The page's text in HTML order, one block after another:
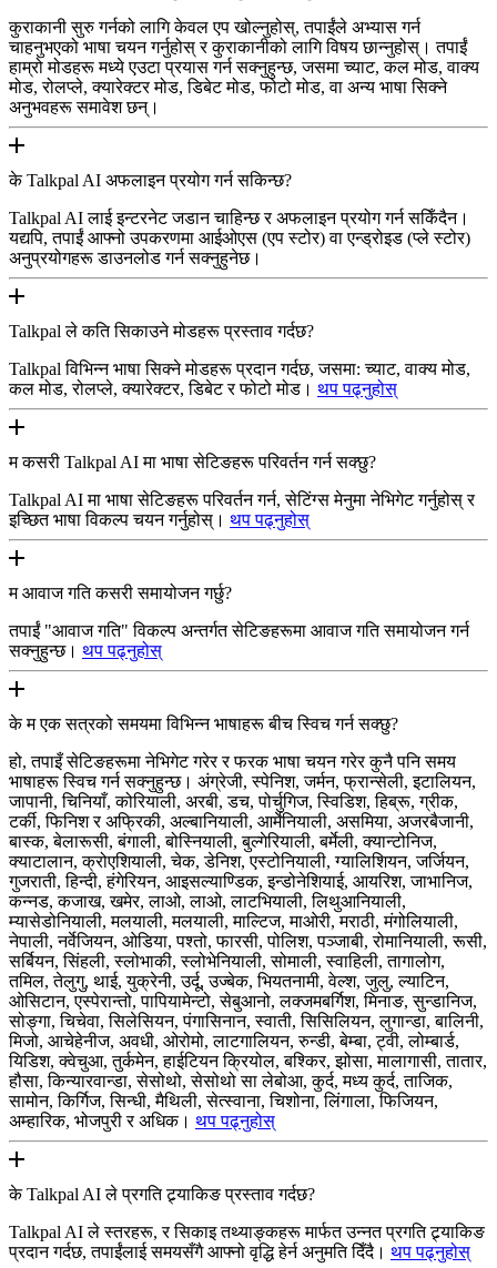
कुराकानी सुरु गर्नको लागि केवल एप खोल्नुहोस्, तपाईंले अभ्यास गर्न
चाहनुभएको भाषा चयन गर्नुहोस् र कुराकानीको लागि विषय छान्नुहोस्। तपाईं
हाम्रो मोडहरू मध्ये एउटा प्रयास गर्न सक्नुहुन्छ, जसमा च्याट, कल मोड, वाक्य
मोड, रोलप्ले, क्यारेक्टर मोड, डिबेट मोड, फोटो मोड, वा अन्य भाषा सिक्ने
अनुभवहरू समावेश छन्।
के Talkpal AI अफलाइन प्रयोग गर्न सकिन्छ?
Talkpal AI लाई इन्टरनेट जडान चाहिन्छ र अफलाइन प्रयोग गर्न सकिँदैन।
यद्यपि, तपाईं आफ्नो उपकरणमा आईओएस (एप स्टोर) वा एन्ड्रोइड (प्ले स्टोर)
अनुप्रयोगहरू डाउनलोड गर्न सक्नुहुनेछ।
Talkpal ले कति सिकाउने मोडहरू प्रस्ताव गर्दछ?
Talkpal विभिन्न भाषा सिक्ने मोडहरू प्रदान गर्दछ, जसमा: च्याट, वाक्य मोड,
कल मोड, रोलप्ले, क्यारेक्टर, डिबेट र फोटो मोड। थप पढ्नुहोस्
म कसरी Talkpal AI मा भाषा सेटिङहरू परिवर्तन गर्न सक्छु?
Talkpal AI मा भाषा सेटिङहरू परिवर्तन गर्न, सेटिंग्स मेनुमा नेभिगेट गर्नुहोस् र
इच्छित भाषा विकल्प चयन गर्नुहोस्। थप पढ्नुहोस्
म आवाज गति कसरी समायोजन गर्छु?
तपाईं "आवाज गति" विकल्प अन्तर्गत सेटिङहरूमा आवाज गति समायोजन गर्न
सक्नुहुन्छ। थप पढ्नुहोस्
के म एक सत्रको समयमा विभिन्न भाषाहरू बीच स्विच गर्न सक्छु?
हो, तपाइँ सेटिङहरूमा नेभिगेट गरेर र फरक भाषा चयन गरेर कुनै पनि समय
भाषाहरू स्विच गर्न सक्नुहुन्छ। अंग्रेजी, स्पेनिश, जर्मन, फ्रान्सेली, इटालियन,
जापानी, चिनियाँ, कोरियाली, अरबी, डच, पोर्चुगिज, स्विडिश, हिब्रू, ग्रीक,
टर्की, फिनिश र अफ्रिकी, अल्बानियाली, आर्मेनियाली, असमिया, अजरबैजानी,
बास्क, बेलारूसी, बंगाली, बोस्नियाली, बुल्गेरियाली, बर्मेली, क्यान्टोनिज,
क्याटालान, क्रोएशियाली, चेक, डेनिश, एस्टोनियाली, ग्यालिशियन, जर्जियन,
गुजराती, हिन्दी, हंगेरियन, आइसल्याण्डिक, इन्डोनेशियाई, आयरिश, जाभानिज,
कन्नड, कजाख, खमेर, लाओ, लाओ, लाटभियाली, लिथुआनियाली,
म्यासेडोनियाली, मलयाली, मलयाली, माल्टिज, माओरी, मराठी, मंगोलियाली,
नेपाली, नर्वेजियन, ओडिया, पश्तो, फारसी, पोलिश, पञ्जाबी, रोमानियाली, रूसी,
सर्बियन, सिंहली, स्लोभाकी, स्लोभेनियाली, सोमाली, स्वाहिली, तागालोग,
तमिल, तेलुगु, थाई, युक्रेनी, उर्दू, उज्बेक, भियतनामी, वेल्श, जुलु, ल्याटिन,
ओसिटान, एस्पेरान्तो, पापियामेन्टो, सेबुआनो, लक्जमबर्गिश, मिनाङ, सुन्डानिज,
सोङ्गा, चिचेवा, सिलेसियन, पंगासिनान, स्वाती, सिसिलियन, लुगान्डा, बालिनी,
मिजो, आचेहेनीज, अवधी, ओरोमो, लाटगालियन, रुन्डी, बेम्बा, ट्वी, लोम्बार्ड,
यिडिश, क्वेचुआ, तुर्कमेन, हाईटियन क्रियोल, बश्किर, झोसा, मालागासी, तातार,
हौसा, किन्यारवान्डा, सेसोथो, सेसोथो सा लेबोआ, कुर्द, मध्य कुर्द, ताजिक,
सामोन, किर्गिज, सिन्धी, मैथिली, सेत्स्वाना, चिशोना, लिंगाला, फिजियन,
अम्हारिक, भोजपुरी र अधिक। थप पढ्नुहोस्
के Talkpal AI ले प्रगति ट्र्याकिङ प्रस्ताव गर्दछ?
Talkpal AI ले स्तरहरू, र सिकाइ तथ्याङ्कहरू मार्फत उन्नत प्रगति ट्र्याकिङ
प्रदान गर्दछ, तपाईंलाई समयसँगै आफ्नो वृद्धि हेर्न अनुमति दिँदै। थप पढ्नुहोस्